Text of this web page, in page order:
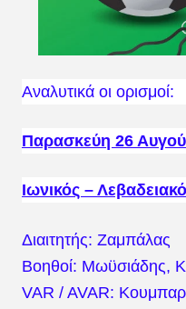
Αναλυτικά οι ορισμοί:
Παρασκεύη 26
Ιωνικός –
Διαιτητής: Ζαμπάλας
Βοηθοί: Μωϋσιάδης,
VAR / AVAR: